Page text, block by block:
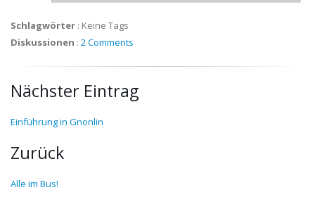
Schlagwörter : Keine Tags
Diskussionen : 2 Comments
Nächster Eintrag
Einführung in Gnonlin
Zurück
Alle im Bus!